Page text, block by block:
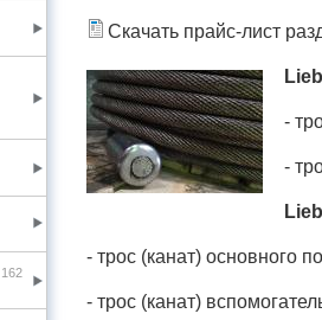
162
Скачать прайс-лист
-
-
- трос (канат)
- трос (канат)